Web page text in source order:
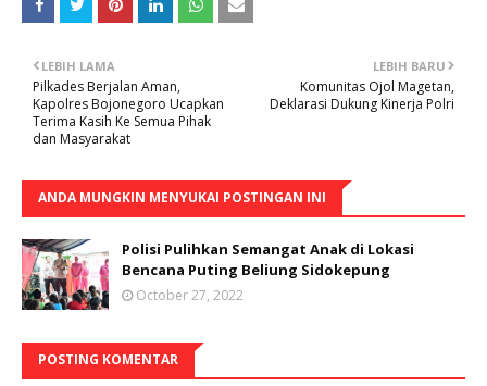
LEBIH BARU
Komunitas Ojol Magetan,
Deklarasi Dukung Kinerja Polri
LEBIH LAMA
Pilkades Berjalan Aman,
Kapolres Bojonegoro Ucapkan
Terima Kasih Ke Semua Pihak
dan Masyarakat
ANDA MUNGKIN MENYUKAI POSTINGAN INI
Polisi Pulihkan Semangat Anak di Lokasi
Bencana Puting Beliung Sidokepung
October 27, 2022
POSTING KOMENTAR